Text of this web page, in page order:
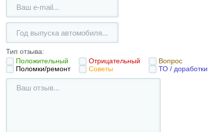
Тип отзыва:
Положительный
Отрицательный
Вопрос
Поломки/ремонт
Советы ТО / доработки